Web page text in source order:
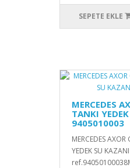
SEPETE EKLE
MERCEDES
TANKI
9405010003
MERCEDES AXOR
YEDEK SU